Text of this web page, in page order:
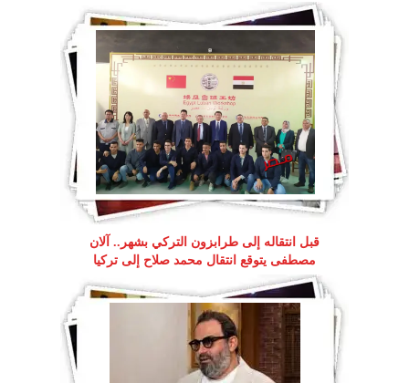
قبل انتقاله إلى طرابزون التركي بشهر.. آلان
مصطفى يتوقع انتقال محمد صلاح إلى تركيا